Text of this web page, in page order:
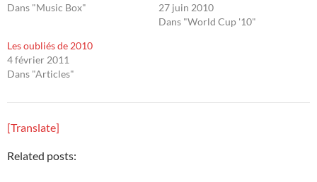
Dans "Music Box"
27 juin 2010
Dans "World Cup '10"
Les oubliés de 2010
4 février 2011
Dans "Articles"
[Translate]
Related posts: